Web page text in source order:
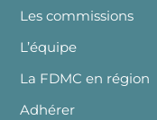
Les commissions
L’équipe
La FDMC en région
Adhérer